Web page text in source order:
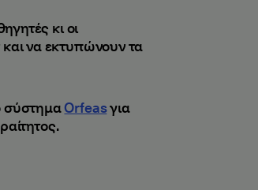
κι οι
να εκτυπώνουν τα
σύστημαOrfeasγια